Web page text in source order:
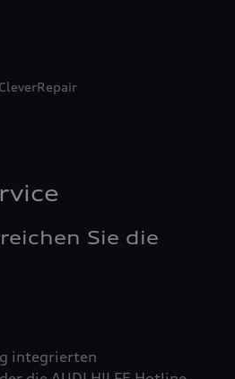
CleverRepair
Sie die
integrierten